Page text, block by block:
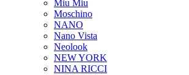
Miu Miu
Moschino
NANO
Nano Vista
Neolook
NEW YORK
NINA RICCI